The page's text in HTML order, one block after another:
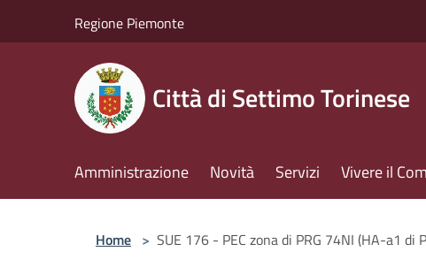
Regione Piemonte
Città di Settimo Torinese
Amministrazione Novità Servizi Vivere il
Home > SUE 176 - PEC zona di PRG 74NI (HA-a1 di